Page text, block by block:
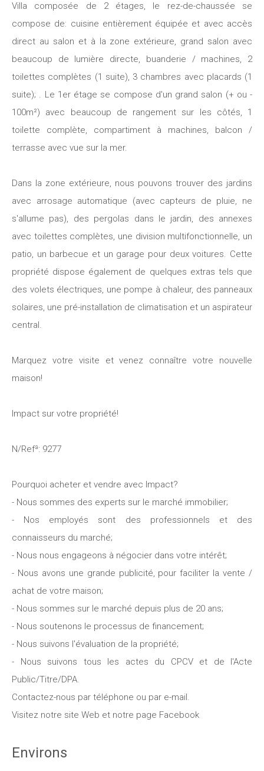
Villa composée de 2 étages, le rez-de-chaussée se
compose de: cuisine entièrement équipée et avec accès
direct au salon et à la zone extérieure, grand salon avec
beaucoup de lumière directe, buanderie / machines, 2
toilettes complètes (1 suite), 3 chambres avec placards (1
suite); . Le 1er étage se compose d'un grand salon (+ ou -
100m²) avec beaucoup de rangement sur les côtés, 1
toilette complète, compartiment à machines, balcon /
terrasse avec vue sur la mer.
Dans la zone extérieure, nous pouvons trouver des jardins
avec arrosage automatique (avec capteurs de pluie, ne
s'allume pas), des pergolas dans le jardin, des annexes
avec toilettes complètes, une division multifonctionnelle, un
patio, un barbecue et un garage pour deux voitures. Cette
propriété dispose également de quelques extras tels que
des volets électriques, une pompe à chaleur, des panneaux
solaires, une pré-installation de climatisation et un aspirateur
central.
Marquez votre visite et venez connaître votre nouvelle
maison!
Impact sur votre propriété!
N/Refª: 9277
Pourquoi acheter et vendre avec Impact?
- Nous sommes des experts sur le marché immobilier;
- Nos employés sont des professionnels et des
connaisseurs du marché;
- Nous nous engageons à négocier dans votre intérêt;
- Nous avons une grande publicité, pour faciliter la vente /
achat de votre maison;
- Nous sommes sur le marché depuis plus de 20 ans;
- Nous soutenons le processus de financement;
- Nous suivons l'évaluation de la propriété;
- Nous suivons tous les actes du CPCV et de l'Acte
Public/Titre/DPA.
Contactez-nous par téléphone ou par e-mail.
Visitez notre site Web et notre page Facebook
Environs